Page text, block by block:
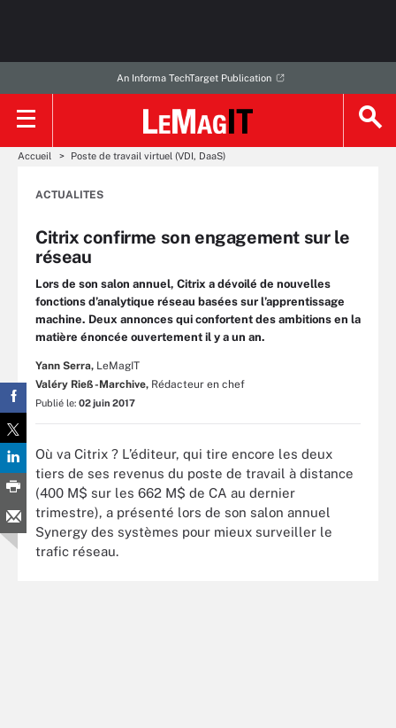
An Informa TechTarget Publication
Accueil Poste de travail virtuel (VDI, DaaS)
ACTUALITES
Citrix confirme son engagement sur le
réseau
Lors de son salon annuel, Citrix a dévoilé de nouvelles
fonctions d’analytique réseau basées sur l’apprentissage
machine. Deux annonces qui confortent des ambitions en la
matière énoncée ouvertement il y a un an.
Yann Serra, LeMagIT
Valéry Rieß-Marchive, Rédacteur en chef
Publié le: 02 juin 2017
Où va Citrix ? L’éditeur, qui tire encore les deux
tiers de ses revenus du poste de travail à distance
(400 M$ sur les 662 M$ de CA au dernier
trimestre), a présenté lors de son salon annuel
Synergy des systèmes pour mieux surveiller le
trafic réseau.